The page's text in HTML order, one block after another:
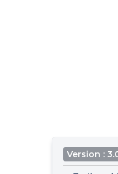
Version :